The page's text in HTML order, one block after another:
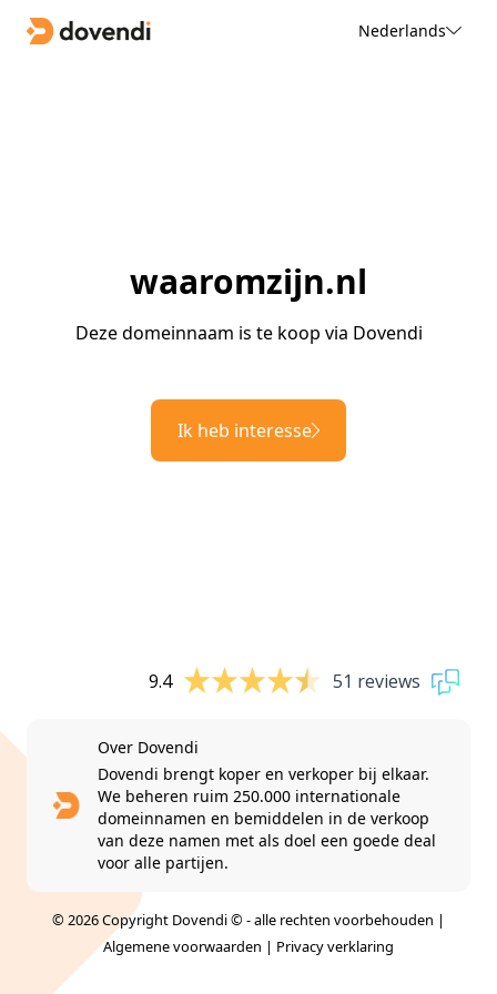
Nederlands
waaromzijn.nl
Deze domeinnaam is te koop via Dovendi
Ik heb interesse
9.4 51 reviews
Over Dovendi
Dovendi brengt koper en verkoper bij elkaar.
We beheren ruim 250.000 internationale
domeinnamen en bemiddelen in de verkoop
van deze namen met als doel een goede deal
voor alle partijen.
© 2026 Copyright Dovendi © - alle rechten voorbehouden |
Algemene voorwaarden | Privacy verklaring